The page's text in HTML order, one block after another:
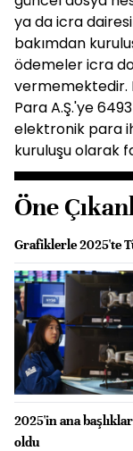
ya da icra
bakımdan
ödemeler icra
vermemektedir.
Para A.Ş.'ye
elektronik para
kuruluşu olarak
Öne
Grafiklerle 2025'te
2025'in ana
oldu